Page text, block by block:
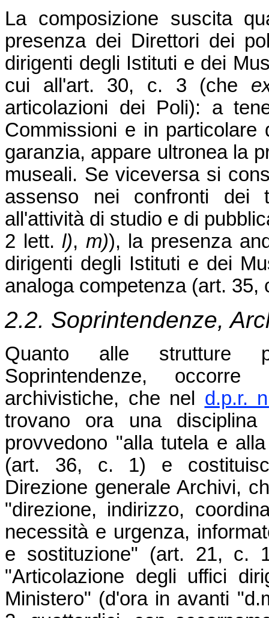
La composizione suscita
presenza dei Direttori dei
dirigenti degli Istituti e dei
cui all'art. 30, c. 3 (che
articolazioni dei Poli): a
Commissioni e in
garanzia, appare ultronea la
museali. Se viceversa si
assenso nei confronti dei
all'attività di studio e di
2 lett.l), m)), la presenza
dirigenti degli Istituti e dei
analoga competenza (art. 35,
2.2. Soprintendenze,
Quanto alle strutture
Soprintendenze, occorre
archivistiche, che nel d.p.r.
trovano ora una
provvedono "alla tutela e
(art. 36, c. 1) e
Direzione generale Archivi,
"direzione, indirizzo,
necessità e urgenza,
e sostituzione" (art. 21,
"Articolazione degli uffici
Ministero" (d'ora in avanti